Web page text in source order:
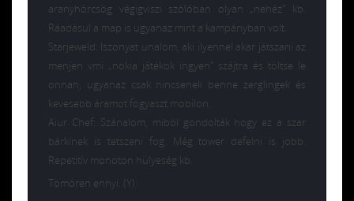
aranyhörcsög végigviszi szólóban olyan „nehéz” kb.
Ráadásul a map is ugyanaz mint a kampányban volt.
Starjeweld: Iszonyat unalom, aki ilyennel akar játszani az
menjen vmi „nokia játékok ingyen” szájtra és töltse le
onnan, ugyanaz csak nincsenek benne zerglingek és
kevesebb áramot fogyaszt mobilon.
Aiur Chef: Szánalom, miböl gondolták hogy ez a szar
bárkinek is tetszeni fog. Még tower defelni is jobb.
Repetitív monoton hülyeség kb.
Tömören ennyi. (Y)